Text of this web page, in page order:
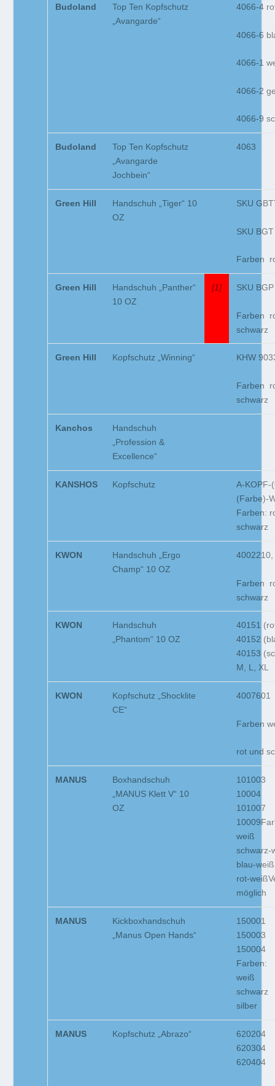
Budoland
Top Ten Kopfschutz
„Avangarde“
4066-4
4066-6
4066-1
4066-2
4066-9
Budoland
Top Ten Kopfschutz
„Avangarde
Jochbein“
4063
Green Hill
Handschuh „Tiger“ 10
OZ
SKU
SKU
Farben
Green Hill
Handschuh „Panther“
10 OZ
[1] SKU
Farben
schwarz
Green Hill Kopfschutz „Winning“ KHW
Farben
schwarz
Kanchos
Handschuh
„Profession &
Excellence“
KANSHOS Kopfschutz
A-KOPF-
(Farbe)-
Farben:
schwarz
KWON
Handschuh „Ergo
Champ“ 10 OZ
Farben
schwarz
KWON
Handschuh
„Phantom“ 10 OZ
40151
40152
40153
M, L, XL
KWON
Kopfschutz „Shocklite
CE“
4007601
Farben
rot und
MANUS
Boxhandschuh
„MANUS Klett V“ 10
OZ
101003
10004
101007
weiß
schwarz-
blau-weiß
rot-
möglich
MANUS
Kickboxhandschuh
„Manus Open Hands“
150001
150003
150004
Farben:
weiß
schwarz
silber
MANUS Kopfschutz „Abrazo“
620204
620304
620404